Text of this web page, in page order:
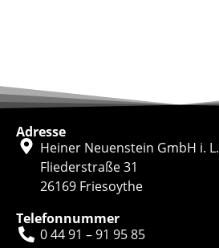
Adresse
Heiner Neuenstein GmbH i. L.
Fliederstraße 31
26169 Friesoythe
Telefonnummer
0 44 91 – 91 95 85